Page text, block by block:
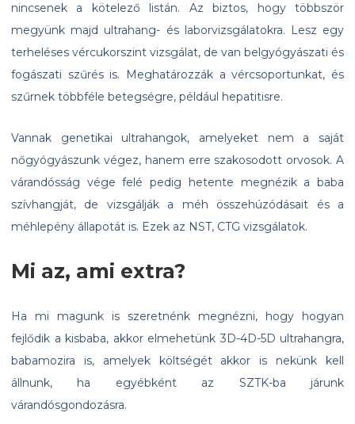
nincsenek a kötelező listán. Az biztos, hogy többször
megyünk majd ultrahang- és laborvizsgálatokra. Lesz egy
terheléses vércukorszint vizsgálat, de van belgyógyászati és
fogászati szűrés is. Meghatározzák a vércsoportunkat, és
szűrnek többféle betegségre, például hepatitisre.
Vannak genetikai ultrahangok, amelyeket nem a saját
nőgyógyászunk végez, hanem erre szakosodott orvosok. A
várandósság vége felé pedig hetente megnézik a baba
szívhangját, de vizsgálják a méh összehúzódásait és a
méhlepény állapotát is. Ezek az NST, CTG vizsgálatok.
Mi az, ami extra?
Ha mi magunk is szeretnénk megnézni, hogy hogyan
fejlődik a kisbaba, akkor elmehetünk 3D-4D-5D ultrahangra,
babamozira is, amelyek költségét akkor is nekünk kell
állnunk, ha egyébként az SZTK-ba járunk
várandósgondozásra.